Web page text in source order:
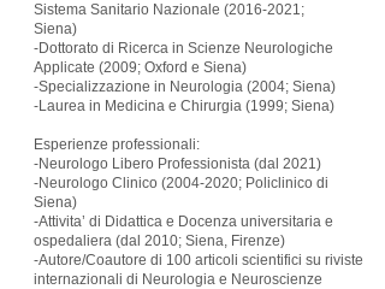
Sistema Sanitario Nazionale (2016-2021;
Siena)
-Dottorato di Ricerca in Scienze Neurologiche
Applicate (2009; Oxford e Siena)
-Specializzazione in Neurologia (2004; Siena)
-Laurea in Medicina e Chirurgia (1999; Siena)
Esperienze professionali:
-Neurologo Libero Professionista (dal 2021)
-Neurologo Clinico (2004-2020; Policlinico di
Siena)
-Attivita’ di Didattica e Docenza universitaria e
ospedaliera (dal 2010; Siena, Firenze)
-Autore/Coautore di 100 articoli scientifici su riviste
internazionali di Neurologia e Neuroscienze